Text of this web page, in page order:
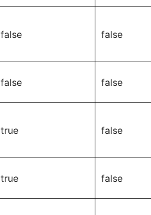
false false
false false
true false
true false